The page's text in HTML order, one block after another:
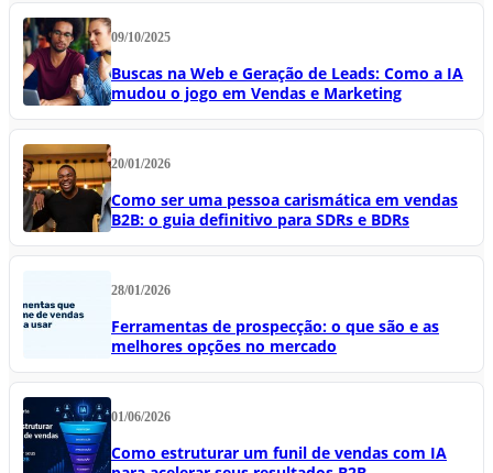
09/10/2025
Buscas na Web e Geração de Leads: Como a IA
mudou o jogo em Vendas e Marketing
20/01/2026
Como ser uma pessoa carismática em vendas
B2B: o guia definitivo para SDRs e BDRs
28/01/2026
Ferramentas de prospecção: o que são e as
melhores opções no mercado
01/06/2026
Como estruturar um funil de vendas com IA